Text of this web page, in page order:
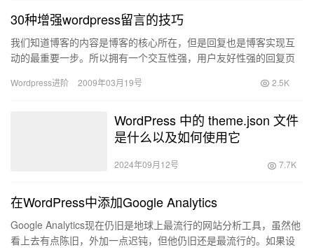
30种增强wordpress留言的技巧
我们知道博客的内容是博客的核心所在，但是回复也是博客实现互
动的最重要一步。所以拥有一个交互性强，用户友好性强的回复页
Wordpress进阶 2009年03月19号 2.5K
WordPress 中的 theme.json 文件
是什么以及如何使用它
2024年09月12号 7.7K
在WordPress中添加Google Analytics
Google Analytics现在仍旧是地球上最流行的网站分析工具，虽然他
看上去有点陈旧，外加一点迟钝，但他仍旧还是最流行的。如果设